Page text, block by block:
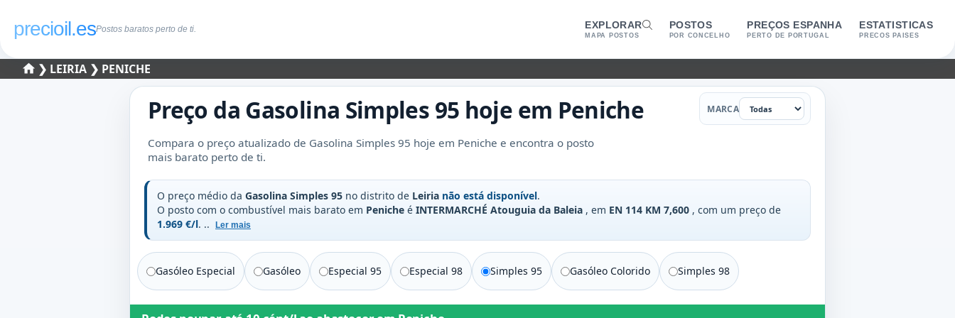
precioil.esPostos baratos perto de ti. EXPLORAR
MAPA POSTOS
POSTOS
POR CONCELHO
PREÇOS ESPANHA
PERTO DE PORTUGAL
ESTATISTICAS
PRECOS PAISES
❯ LEIRIA ❯ PENICHE
Preço da Gasolina Simples 95 hoje em Peniche
Compara o preço atualizado de Gasolina Simples 95 hoje em Peniche e encontra o posto
mais barato perto de ti.
Marca
MARCA
O preço médio da Gasolina Simples 95 no distrito de Leiria não está disponível.
O posto com o combustível mais barato em Peniche é INTERMARCHÉ Atouguia da Baleia , em EN 114 KM 7,600 , com um preço de
1.969 €/l. .. Ler mais
Gasóleo Especial Gasóleo Especial 95 Especial 98 Simples 95 Gasóleo Colorido Simples 98